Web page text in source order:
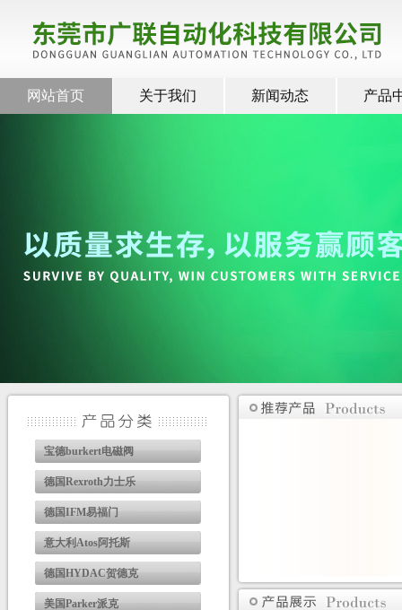
网站首页 关于我们 新闻动态 产品
宝德burkert电磁阀
德国Rexroth力士乐
德国IFM易福门
意大利Atos阿托斯
德国HYDAC贺德克
美国Parker派克